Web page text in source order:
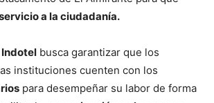
a la ciudadanía.
Indotel busca garantizar que los
instituciones cuenten con los
para desempeñar su labor de forma